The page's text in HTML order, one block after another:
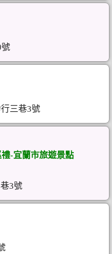
號
三巷3號
-宜蘭市旅遊景點
3號